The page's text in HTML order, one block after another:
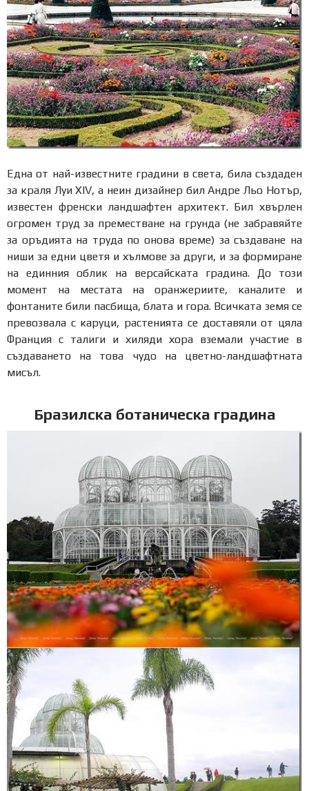
Една от най-известните градини в света, била създаден
за краля Луи XIV, а неин дизайнер бил Андре Льо Нотър,
известен френски ландшафтен архитект. Бил хвърлен
огромен труд за преместване на грунда (не забравяйте
за оръдията на труда по онова време) за създаване на
ниши за едни цветя и хълмове за други, и за формиране
на единния облик на версайската градина. До този
момент на местата на оранжериите, каналите и
фонтаните били пасбища, блата и гора. Всичката земя се
превозвала с каруци, растенията се доставяли от цяла
Франция с талиги и хиляди хора вземали участие в
създаването на това чудо на цветно-ландшафтната
мисъл.
Бразилска ботаническа градина